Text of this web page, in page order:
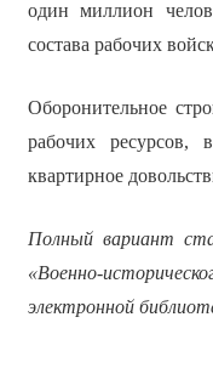
один миллион
состава рабочих
Оборонительное
рабочих
квартирное
Полный вариант
«Военно-
электронной